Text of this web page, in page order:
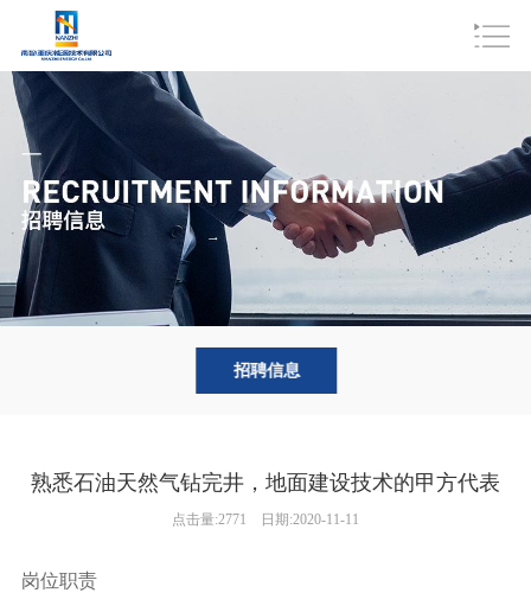
招聘信息
熟悉石油天然气钻完井，地面建设技术的甲方代表
点击量:2771 日期:2020-11-11
岗位职责